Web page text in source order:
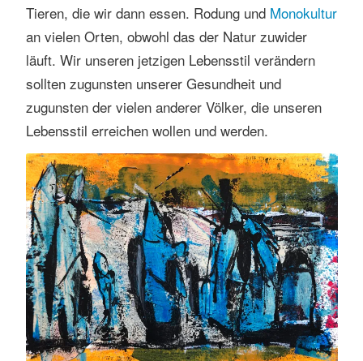
Tieren, die wir dann essen. Rodung und Monokultur
an vielen Orten, obwohl das der Natur zuwider
läuft. Wir unseren jetzigen Lebensstil verändern
sollten zugunsten unserer Gesundheit und
zugunsten der vielen anderer Völker, die unseren
Lebensstil erreichen wollen und werden.